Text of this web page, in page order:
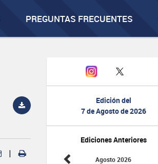
PREGUNTAS FRECUENTES
Edición del
7 de Agosto de 2026
Ediciones Anteriores
Agosto 2026
|